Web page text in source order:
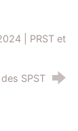
| PRST et
SPST